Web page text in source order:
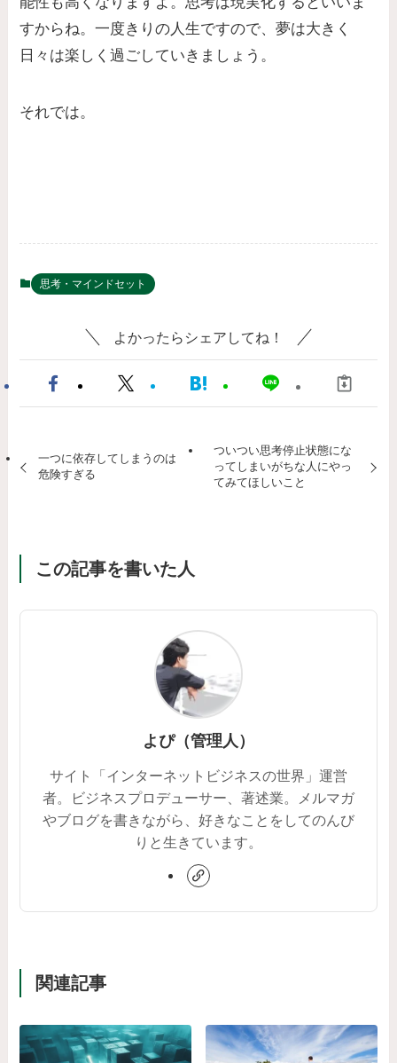
すからね。一度きりの人生ですので、夢は大きく
日々は楽しく過ごしていきましょう。
それでは。
思考・マインドセット
よかったらシェアしてね！
一つに依存してしまうのは
危険すぎる
ついつい思考停止状態にな
ってしまいがちな人にやっ
てみてほしいこと
この記事を書いた人
よぴ（管理人）
サイト「インターネットビジネスの世界」運営
者。ビジネスプロデューサー、著述業。メルマガ
やブログを書きながら、好きなことをしてのんび
りと生きています。
関連記事